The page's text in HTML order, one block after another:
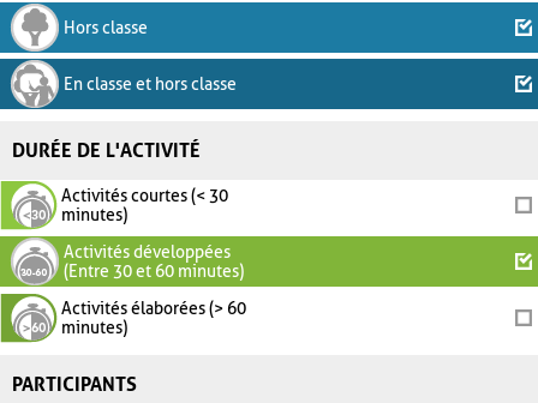
Hors classe
En classe et hors classe
DURÉE DE L'ACTIVITÉ
Activités courtes (< 30
minutes)
Activités développées
(Entre 30 et 60 minutes)
Activités élaborées (> 60
minutes)
PARTICIPANTS